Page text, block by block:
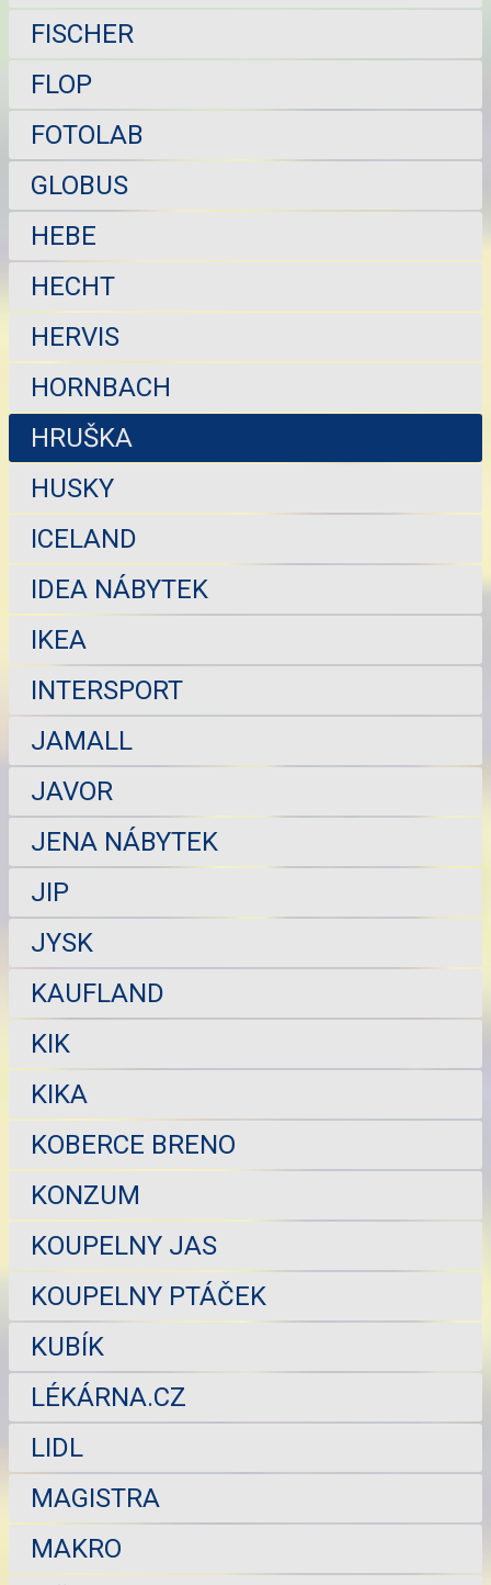
FISCHER
FLOP
FOTOLAB
GLOBUS
HEBE
HECHT
HERVIS
HORNBACH
HRUŠKA
HUSKY
ICELAND
IDEA NÁBYTEK
IKEA
INTERSPORT
JAMALL
JAVOR
JENA NÁBYTEK
JIP
JYSK
KAUFLAND
KIK
KIKA
KOBERCE BRENO
KONZUM
KOUPELNY JAS
KOUPELNY PTÁČEK
KUBÍK
LÉKÁRNA.CZ
LIDL
MAGISTRA
MAKRO